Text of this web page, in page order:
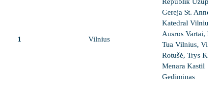
1 Vilnius
Gereja St. Anne,
Katedral Vilnius,
Ausros Vartai,
Tua Vilnius,
Rotušė, Trys
Menara Kastil
Gediminas